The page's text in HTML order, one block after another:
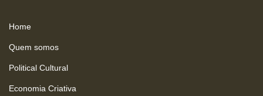
Home
Quem somos
Political Cultural
Economia Criativa